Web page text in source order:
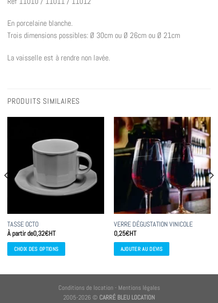
En porcelaine blanche.
Trois dimensions possibles: Ø 30cm ou Ø 26cm ou Ø 21cm
La vaisselle est à rendre non lavée.
PRODUITS SIMILAIRES
TASSE OCTO
À partir de0,32€HT
CHOIX DES OPTIONS
VERRE DÉGUSTATION VINICOLE
0,25€HT
AJOUTER AU DEVIS
Conditions de location - Mentions légales
2005-2026 © CARRÉ BLEU LOCATION